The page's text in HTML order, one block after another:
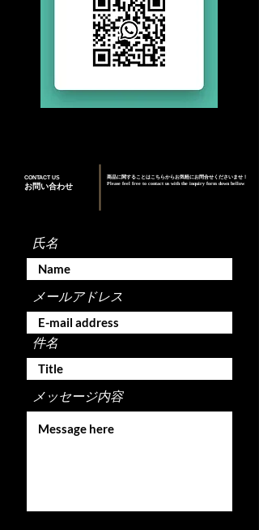
お問い合わせ
CONTACT US
商品に関することはこちらからお気軽にお問合せくださいませ！
Please feel free to contact us with the inquiry form down bellow
氏名
メールアドレス
件名
メッセージ内容